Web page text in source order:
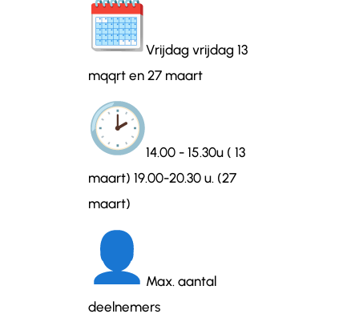
Vrijdag vrijdag 13
mqqrt en 27 maart
14.00 - 15.30u ( 13
maart) 19.00-20.30 u. (27
maart)
Max. aantal
deelnemers